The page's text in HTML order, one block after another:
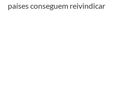
países conseguem reivindicar